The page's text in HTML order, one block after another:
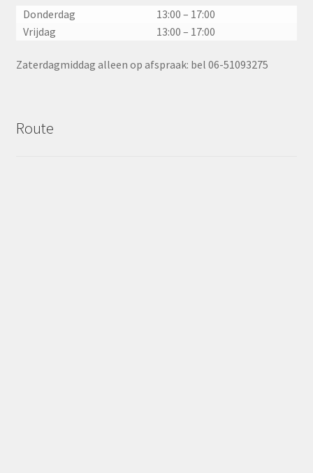
Donderdag
13:00 – 17:00
Vrijdag
13:00 – 17:00
Zaterdagmiddag alleen op afspraak: bel 06-51093275
Route